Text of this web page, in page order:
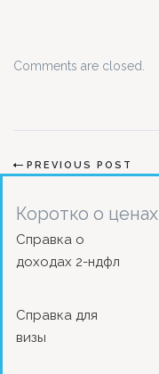
Comments are closed.
PREVIOUS POST
Коротко о ценах
Справка о
доходах 2-ндфл
Справка для
визы